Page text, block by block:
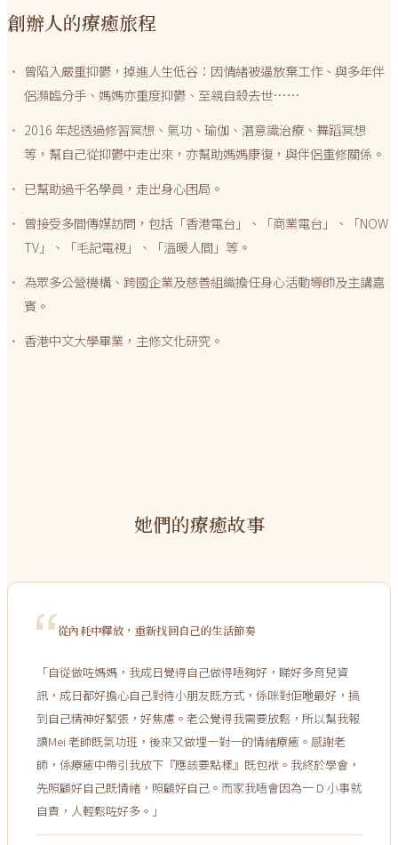
創辦人的療癒旅程
· 曾陷入嚴重抑鬱，掉進人生低谷：因情緒被逼放棄工作、與多年伴
侶瀕臨分手、媽媽亦重度抑鬱、至親自殺去世……
· 2016 年起透過修習冥想、氣功、瑜伽、潛意識治療、舞蹈冥想
等，幫自己從抑鬱中走出來，亦幫助媽媽康復，與伴侶重修關係。
· 已幫助過千名學員，走出身心困局。
· 曾接受多間傳媒訪問，包括「香港電台」、「商業電台」、「NOW
TV」、「毛記電視」、「溫暖人間」等。
· 為眾多公營機構、跨國企業及慈善組織擔任身心活動導師及主講嘉
賓。
· 香港中文大學畢業，主修文化研究。
她們的療癒故事
從內耗中釋放，重新找回自己的生活節奏
「自從做咗媽媽，我成日覺得自己做得唔夠好，睇好多育兒資
訊，成日都好擔心自己對待小朋友既方式，係咪對佢咃最好，搞
到自己精神好緊張，好焦慮。老公覺得我需要放鬆，所以幫我報
讀Mei 老師既氣功班，後來又做埋一對一的情緒療癒。感謝老
師，係療癒中帶引我放下『應該要點樣』既包袱。我終於學會，
先照顧好自己既情緒，照顧好自己。而家我唔會因為一 D 小事就
自責，人輕鬆咗好多。 」